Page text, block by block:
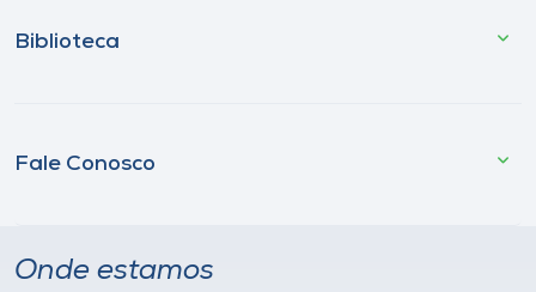
Biblioteca
Fale Conosco
Onde estamos